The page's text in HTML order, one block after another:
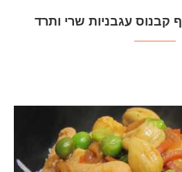
עגבניות שרי ותרד